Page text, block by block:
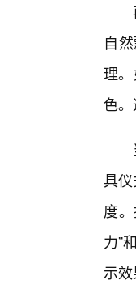
自
理
色
具
度
力”
示